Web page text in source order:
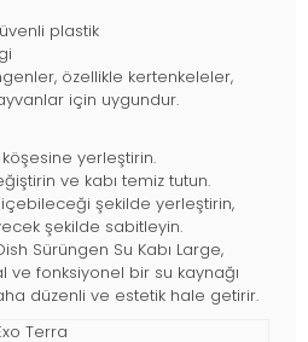
plastik
özellikle kertenkeleler,
için uygundur.
köşesine yerleştirin.
ve kabı temiz tutun.
şekilde yerleştirin,
şekilde sabitleyin.
Sürüngen Su Kabı Large,
fonksiyonel bir su kaynağı
düzenli ve estetik hale getirir.
Terra